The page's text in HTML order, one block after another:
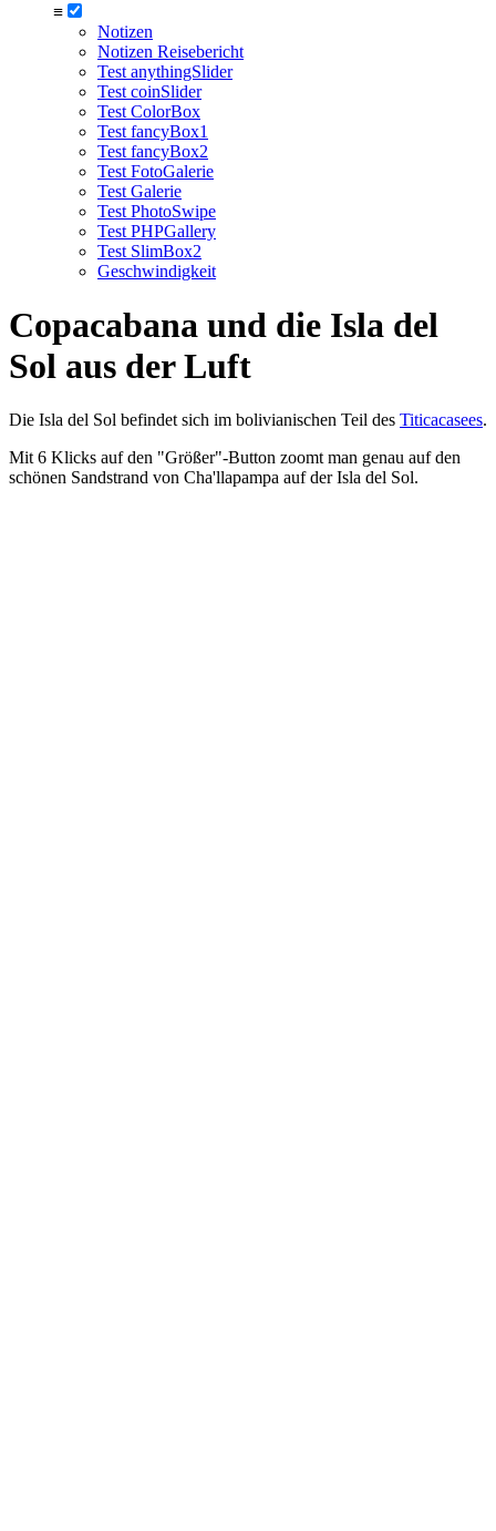
≡
Notizen
Notizen Reisebericht
Test anythingSlider
Test coinSlider
Test ColorBox
Test fancyBox1
Test fancyBox2
Test FotoGalerie
Test Galerie
Test PhotoSwipe
Test PHPGallery
Test SlimBox2
Geschwindigkeit
Copacabana und die Isla del
Sol aus der Luft
Die Isla del Sol befindet sich im bolivianischen Teil des Titicacasees.
Mit 6 Klicks auf den "Größer"-Button zoomt man genau auf den
schönen Sandstrand von Cha'llapampa auf der Isla del Sol.